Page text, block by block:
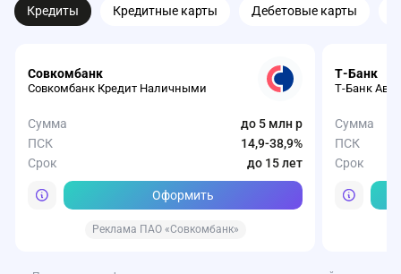
Кредиты Кредитные карты Дебетовые карты
Совкомбанк
Совкомбанк Кредит Наличными
Сумма
до 5 млн р
ПСК
14,9-38,9%
Срок
до 15 лет
Оформить
Реклама ПАО «Совкомбанк»
Т-Банк
Т-Банк
Сумма
ПСК
Срок